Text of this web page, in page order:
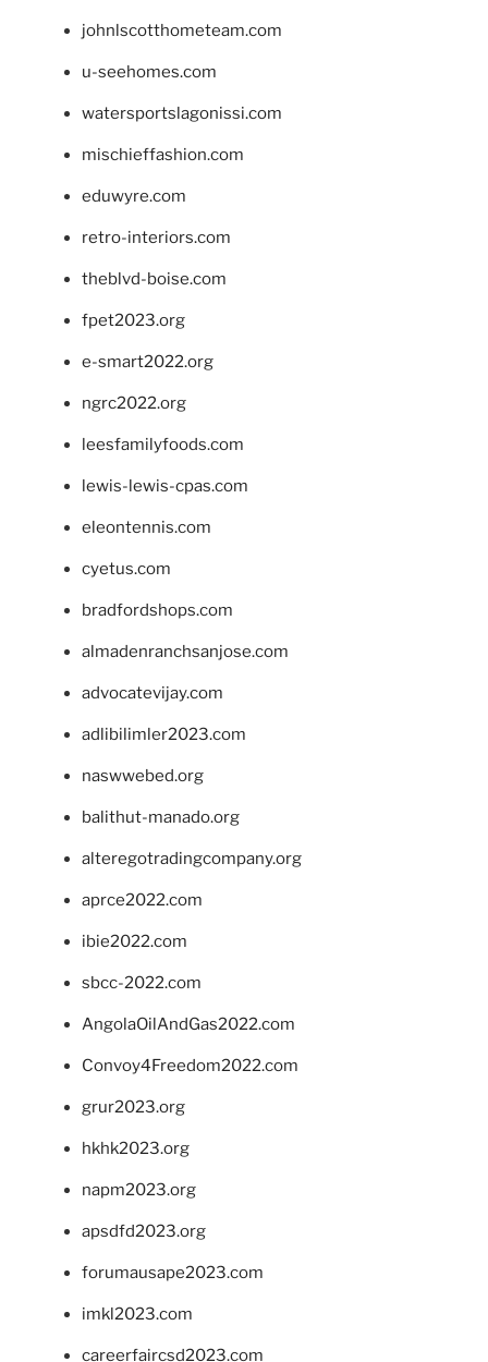
johnlscotthometeam.com
u-seehomes.com
watersportslagonissi.com
mischieffashion.com
eduwyre.com
retro-interiors.com
theblvd-boise.com
fpet2023.org
e-smart2022.org
ngrc2022.org
leesfamilyfoods.com
lewis-lewis-cpas.com
eleontennis.com
cyetus.com
bradfordshops.com
almadenranchsanjose.com
advocatevijay.com
adlibilimler2023.com
naswwebed.org
balithut-manado.org
alteregotradingcompany.org
aprce2022.com
ibie2022.com
sbcc-2022.com
AngolaOilAndGas2022.com
Convoy4Freedom2022.com
grur2023.org
hkhk2023.org
napm2023.org
apsdfd2023.org
forumausape2023.com
imkl2023.com
careerfaircsd2023.com